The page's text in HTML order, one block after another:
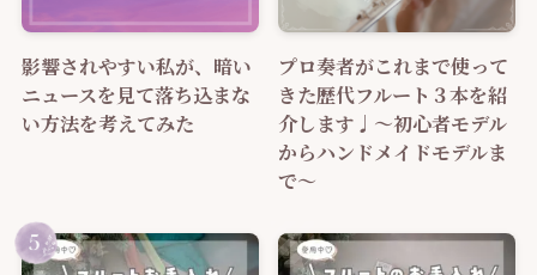
影響されやすい私が、暗い
ニュースを見て落ち込まな
い方法を考えてみた
プロ奏者がこれまで使って
きた歴代フルート３本を紹
介します♩～初心者モデル
からハンドメイドモデルま
で～